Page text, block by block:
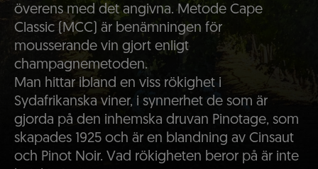
överens med det angivna. Metode Cape
Classic (MCC) är benämningen för
mousserande vin gjort enligt
champagnemetoden.
Man hittar ibland en viss rökighet i
Sydafrikanska viner, i synnerhet de som är
gjorda på den inhemska druvan Pinotage, som
skapades 1925 och är en blandning av Cinsaut
och Pinot Noir. Vad rökigheten beror på är inte